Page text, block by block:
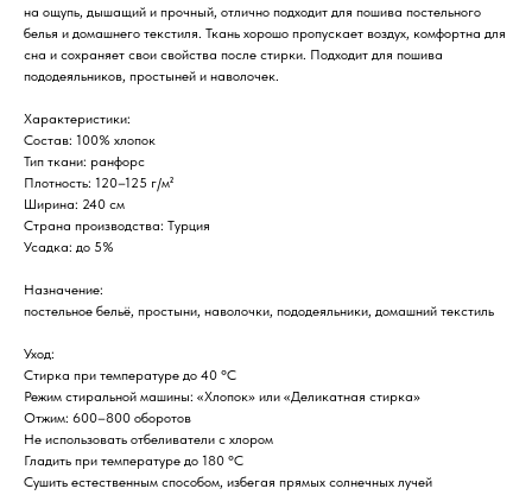
на ощупь, дышащий и прочный, отлично подходит для пошива постельного
белья и домашнего текстиля. Ткань хорошо пропускает воздух, комфортна для
сна и сохраняет свои свойства после стирки. Подходит для пошива
пододеяльников, простыней и наволочек.
Характеристики:
Состав: 100% хлопок
Тип ткани: ранфорс
Плотность: 120–125 г/м²
Ширина: 240 см
Страна производства: Турция
Усадка: до 5%
Назначение:
постельное бельё, простыни, наволочки, пододеяльники, домашний текстиль
Уход:
Стирка при температуре до 40 °C
Режим стиральной машины: «Хлопок» или «Деликатная стирка»
Отжим: 600–800 оборотов
Не использовать отбеливатели с хлором
Гладить при температуре до 180 °C
Сушить естественным способом, избегая прямых солнечных лучей